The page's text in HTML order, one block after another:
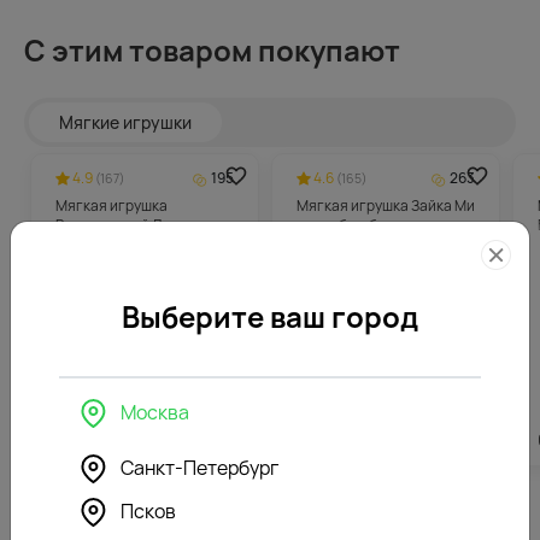
С этим товаром покупают
Мягкие игрушки
4.9 (167)
195
Мягкая игрушка
Романтичный Лис с
4.6 (165)
263
Мягкая игрушка Зайка Ми
с голубым бантом
Выберите ваш город
Москва
Санкт-Петербург
Псков